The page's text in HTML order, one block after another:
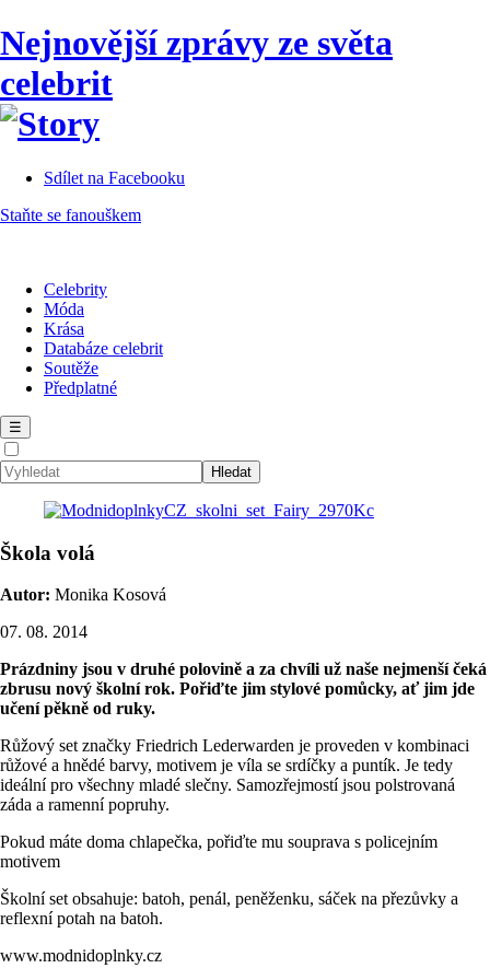
Nejnovější zprávy ze světa
celebrit
Sdílet na Facebooku
Staňte se fanouškem
Celebrity
Móda
Krása
Databáze celebrit
Soutěže
Předplatné
☰
Škola volá
Autor: Monika Kosová
07. 08. 2014
Prázdniny jsou v druhé polovině a za chvíli už naše nejmenší čeká
zbrusu nový školní rok. Pořiďte jim stylové pomůcky, ať jim jde
učení pěkně od ruky.
Růžový set značky Friedrich Lederwarden je proveden v kombinaci
růžové a hnědé barvy, motivem je víla se srdíčky a puntík. Je tedy
ideální pro všechny mladé slečny. Samozřejmostí jsou polstrovaná
záda a ramenní popruhy.
Pokud máte doma chlapečka, pořiďte mu souprava s policejním
motivem
Školní set obsahuje: batoh, penál, peněženku, sáček na přezůvky a
reflexní potah na batoh.
www.modnidoplnky.cz